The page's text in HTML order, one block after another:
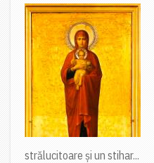
strălucitoare și un stihar...